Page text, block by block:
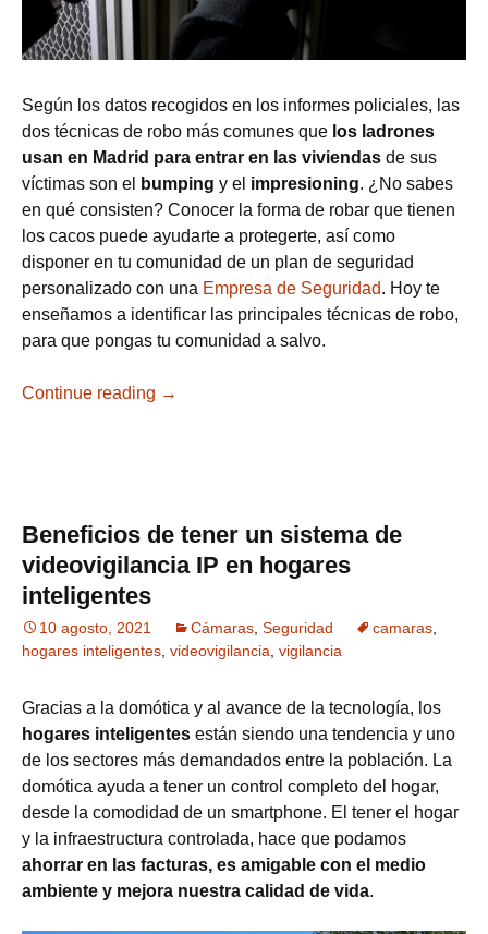
Según los datos recogidos en los informes policiales, las
dos técnicas de robo más comunes que los ladrones
usan en Madrid para entrar en las viviendas de sus
víctimas son el
bumping y el impresioning. ¿No sabes
en qué consisten? Conocer la forma de robar que tienen
los cacos puede ayudarte a protegerte, así como
disponer en tu comunidad de un plan de seguridad
personalizado con una Empresa de Seguridad. Hoy te
enseñamos a identificar las principales técnicas de robo,
para que pongas tu comunidad a salvo.
Continue reading ¿Conoces los tipos de robo más
→
Beneficios de tener un sistema de
videovigilancia IP en hogares
inteligentes
10 agosto, 2021 Cámaras Seguridad camaras
hogares inteligentes videovigilancia vigilancia
Gracias a la domótica y al avance de la tecnología, los
hogares inteligentes están siendo una tendencia y uno
de los sectores más demandados entre la población. La
domótica ayuda a tener un control completo del hogar,
desde la comodidad de un smartphone. El tener el hogar
y la infraestructura controlada, hace que podamos
ahorrar en las facturas, es amigable con el medio
ambiente y mejora nuestra calidad de vida.